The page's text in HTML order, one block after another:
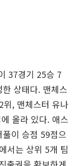
37경기 25승 7
상태다. 맨체스
위, 맨체스터 유나
올라 있다. 애스
이 승점 59점으
서는 상위 5개 팀